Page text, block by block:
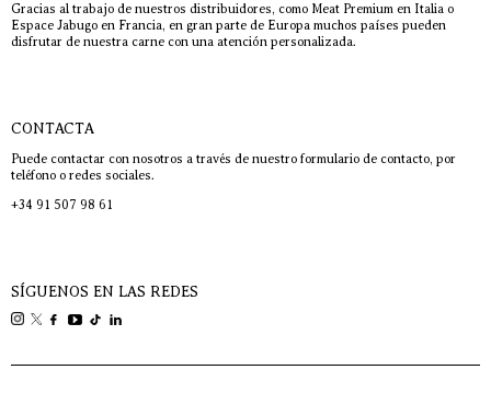
Gracias al trabajo de nuestros distribuidores, como Meat Premium en Italia o
Espace Jabugo en Francia, en gran parte de Europa muchos países pueden
disfrutar de nuestra carne con una atención personalizada.
CONTACTA
Puede contactar con nosotros a través de nuestro formulario de contacto, por
teléfono o redes sociales.
+34 91 507 98 61
SÍGUENOS EN LAS REDES